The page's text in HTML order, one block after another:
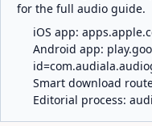
for the full audio guide.
iOS app:
Android app:
Smart download
Editorial process: